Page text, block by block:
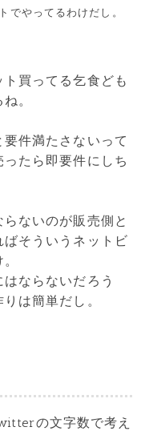
でやってるわけだし。
買ってる乞食ども
。
件満たさないって
たら即要件にしち
ないのが販売側と
そういうネットビ
ならないだろう
は簡単だし。
の文字数で考え